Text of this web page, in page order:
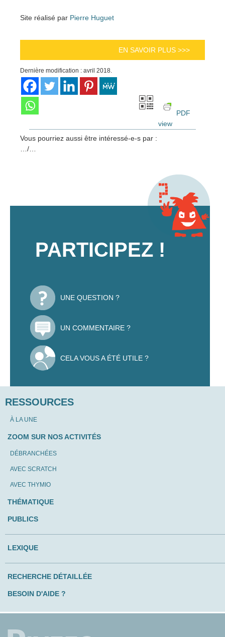
Site réalisé par Pierre Huguet
EN SAVOIR PLUS >>>
Dernière modification : avril 2018.
PDF
view
Vous pourriez aussi être intéressé-e-s par :
…/…
PARTICIPEZ !
UNE QUESTION ?
UN COMMENTAIRE ?
CELA VOUS A ÉTÉ UTILE ?
RESSOURCES
À LA UNE
ZOOM SUR NOS ACTIVITÉS
DÉBRANCHÉES
AVEC SCRATCH
AVEC THYMIO
THÉMATIQUE
PUBLICS
LEXIQUE
RECHERCHE DÉTAILLÉE
BESOIN D'AIDE ?